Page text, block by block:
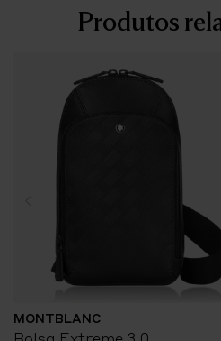
Produtos
MONTBLANC